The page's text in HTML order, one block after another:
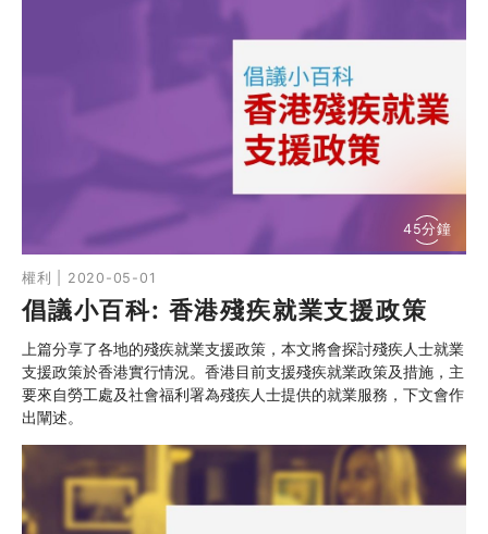
同行故事館
同行社區伙伴
搜尋自助組織
SHO專題
關於我們
媒體報導
權利 | 2020-05-01
45分鐘
倡議小百科: 香港殘疾就業支援政策
上篇分享了各地的殘疾就業支援政策，本文將會探討殘疾人士就業
支援政策於香港實行情況。香港目前支援殘疾就業政策及措施，主
要來自勞工處及社會福利署為殘疾人士提供的就業服務，下文會作
出闡述。